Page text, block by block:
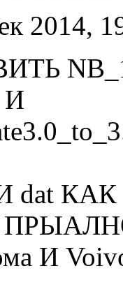
2014,
И
И dat
И